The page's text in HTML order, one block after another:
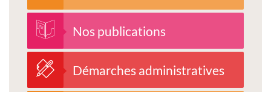
Nos publications
Démarches administratives